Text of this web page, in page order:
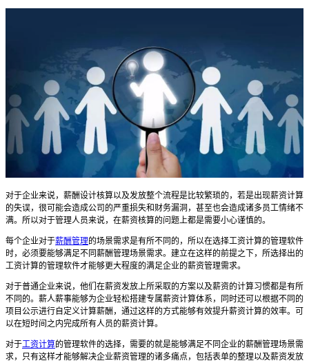
对于企业来说，薪酬设计核算以及发放整个流程是比较繁琐的，若是出现薪资计算
的失误，很可能会造成公司的严重损失和财务漏洞，甚至也会造成诸多员工情绪不
满。所以对于管理人员来说，在薪资核算的问题上都是需要小心谨慎的。
每个企业对于薪酬管理的场景需求是有所不同的，所以在选择工资计算的管理软件
时，必须要能够满足不同薪酬管理场景需求。建立在这样的前提之下，所选择出的
工资计算的管理软件才能够更大程度的满足企业的薪资管理需求。
对于普通企业来说，他们在薪资发放上所采取的方案以及薪资的计算习惯都是有所
不同的。 薪人薪事能够为企业轻松搭建专属薪资计算体系，同时还可以根据不同的
项目公示进行自定义计算薪酬，通过这样的方式能够有效提升薪资计算的效率。可
以在短时间之内完成所有人员的薪资计算。
对于工资计算的管理软件的选择，需要的就是能够满足不同企业的薪酬管理场景需
求，只有这样才能够解决企业薪资管理的诸多痛点，包括表单的整理以及薪资发放